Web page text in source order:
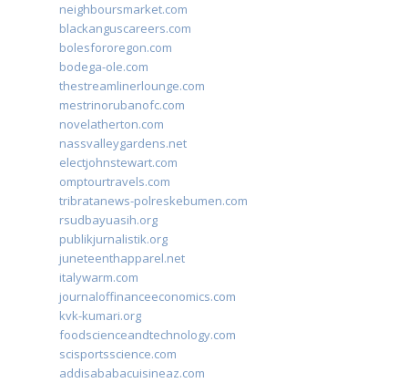
neighboursmarket.com
blackanguscareers.com
bolesfororegon.com
bodega-ole.com
thestreamlinerlounge.com
mestrinorubanofc.com
novelatherton.com
nassvalleygardens.net
electjohnstewart.com
omptourtravels.com
tribratanews-polreskebumen.com
rsudbayuasih.org
publikjurnalistik.org
juneteenthapparel.net
italywarm.com
journaloffinanceeconomics.com
kvk-kumari.org
foodscienceandtechnology.com
scisportsscience.com
addisababacuisineaz.com